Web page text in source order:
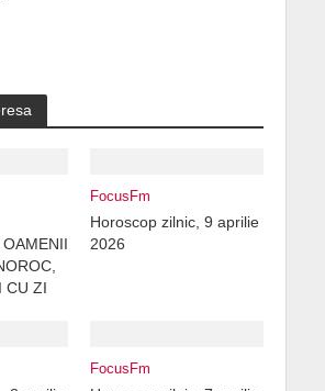
CU ZI
FocusFm
Horoscop zilnic, 9 aprilie
2026
FocusFm